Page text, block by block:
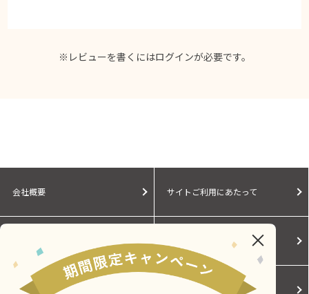
※レビューを書くにはログインが必要です。
会社概要 サイトご利用にあたって
Cookieポリシー ご利用規約